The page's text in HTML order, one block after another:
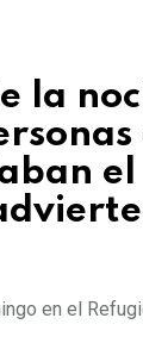
la
en el